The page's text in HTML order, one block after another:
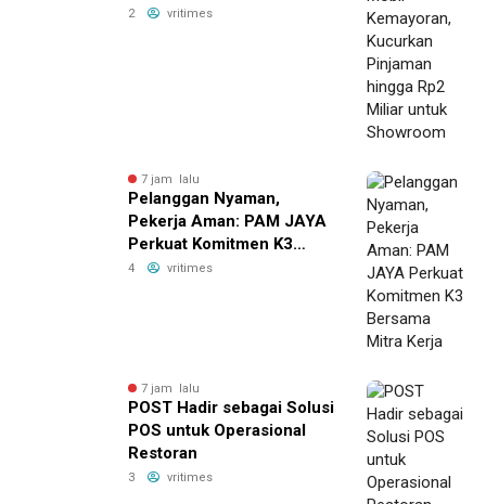
Rp2 Miliar untuk
2 vritimes
7 jam lalu
Pelanggan Nyaman,
Pekerja Aman: PAM JAYA
Perkuat Komitmen K3
Bersama Mitra Kerja
4 vritimes
7 jam lalu
POST Hadir sebagai Solusi
POS untuk Operasional
Restoran
3 vritimes